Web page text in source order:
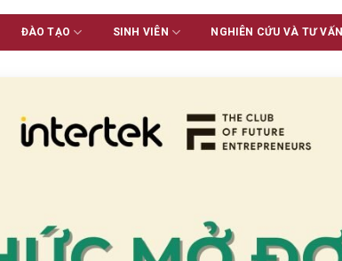
ĐÀO TẠO SINH VIÊN NGHIÊN CỨU VÀ TƯ VẤN